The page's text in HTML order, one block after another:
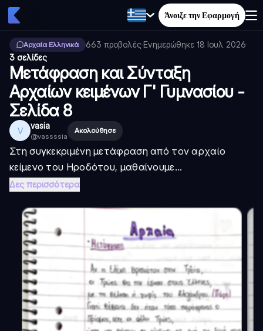
Άνοιξε την Εφαρμογή
Αρχαία Ελληνικά 663 προβολές·Ενημερώθηκε 18 Ιουλ 2026·
3 σελίδες
Μετάφραση και Σύνταξη
Αρχαίων κειμένων Γ' Γυμνασίου -
Σελίδα 8
V vasia
@vassssia
Ακολούθησε
Στη συγκεκριμένη μετάφραση από τον αρχαίο
κείμενο του Ηροδότου, μαθαίνουμε...
Δες περισσότερα